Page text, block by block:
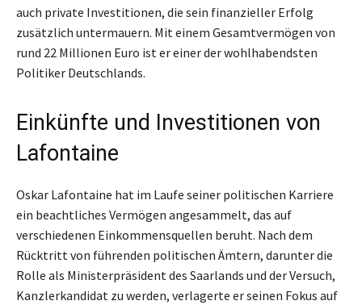
auch private Investitionen, die sein finanzieller Erfolg
zusätzlich untermauern. Mit einem Gesamtvermögen von
rund 22 Millionen Euro ist er einer der wohlhabendsten
Politiker Deutschlands.
Einkünfte und Investitionen von
Lafontaine
Oskar Lafontaine hat im Laufe seiner politischen Karriere
ein beachtliches Vermögen angesammelt, das auf
verschiedenen Einkommensquellen beruht. Nach dem
Rücktritt von führenden politischen Ämtern, darunter die
Rolle als Ministerpräsident des Saarlands und der Versuch,
Kanzlerkandidat zu werden, verlagerte er seinen Fokus auf